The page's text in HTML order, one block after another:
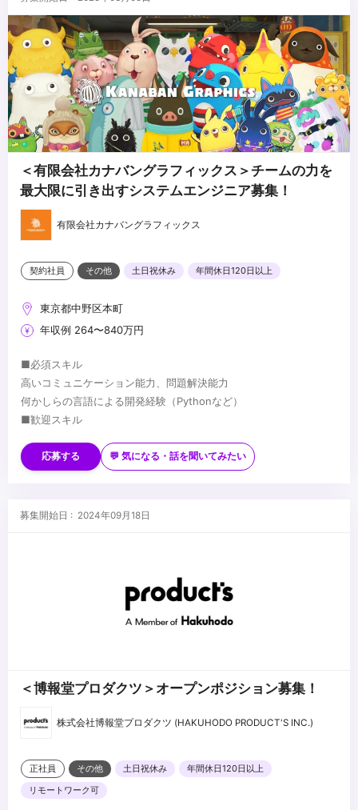
アニメーションワークフローの理解
Deadline
...
＜有限会社カナバングラフィックス＞チームの力を
最大限に引き出すシステムエンジニア募集！
有限会社カナバングラフィックス
契約社員 その他 土日祝休み 年間休日120日以上
東京都中野区本町
年収例 264〜840万円
■必須スキル
高いコミュニケーション能力、問題解決能力
何かしらの言語による開発経験（Pythonなど）
■歓迎スキル
Python2.x/3.xに精通している
PySide/PyQtによるGUIツールの作成経験
Mayaのツール開発
応募する 💬 気になる・話を聞いてみたい
募集開始日 : 2024年09月18日
＜博報堂プロダクツ＞オープンポジション募集！
株式会社博報堂プロダクツ (HAKUHODO PRODUCT'S INC.)
正社員 その他 土日祝休み
年間休日120日以上
リモートワーク可